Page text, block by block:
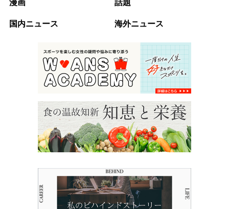
漫画 話題
国内ニュース 海外ニュース